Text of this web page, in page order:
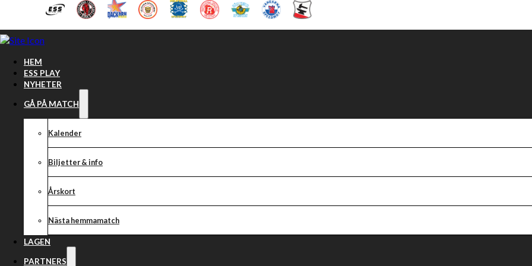
Hoppa till huvudinnehåll Hoppa till sidfot
HEM
ESS PLAY
NYHETER
GÅ PÅ MATCH
Kalender
Biljetter & info
Årskort
Nästa hemmamatch
LAGEN
PARTNERS